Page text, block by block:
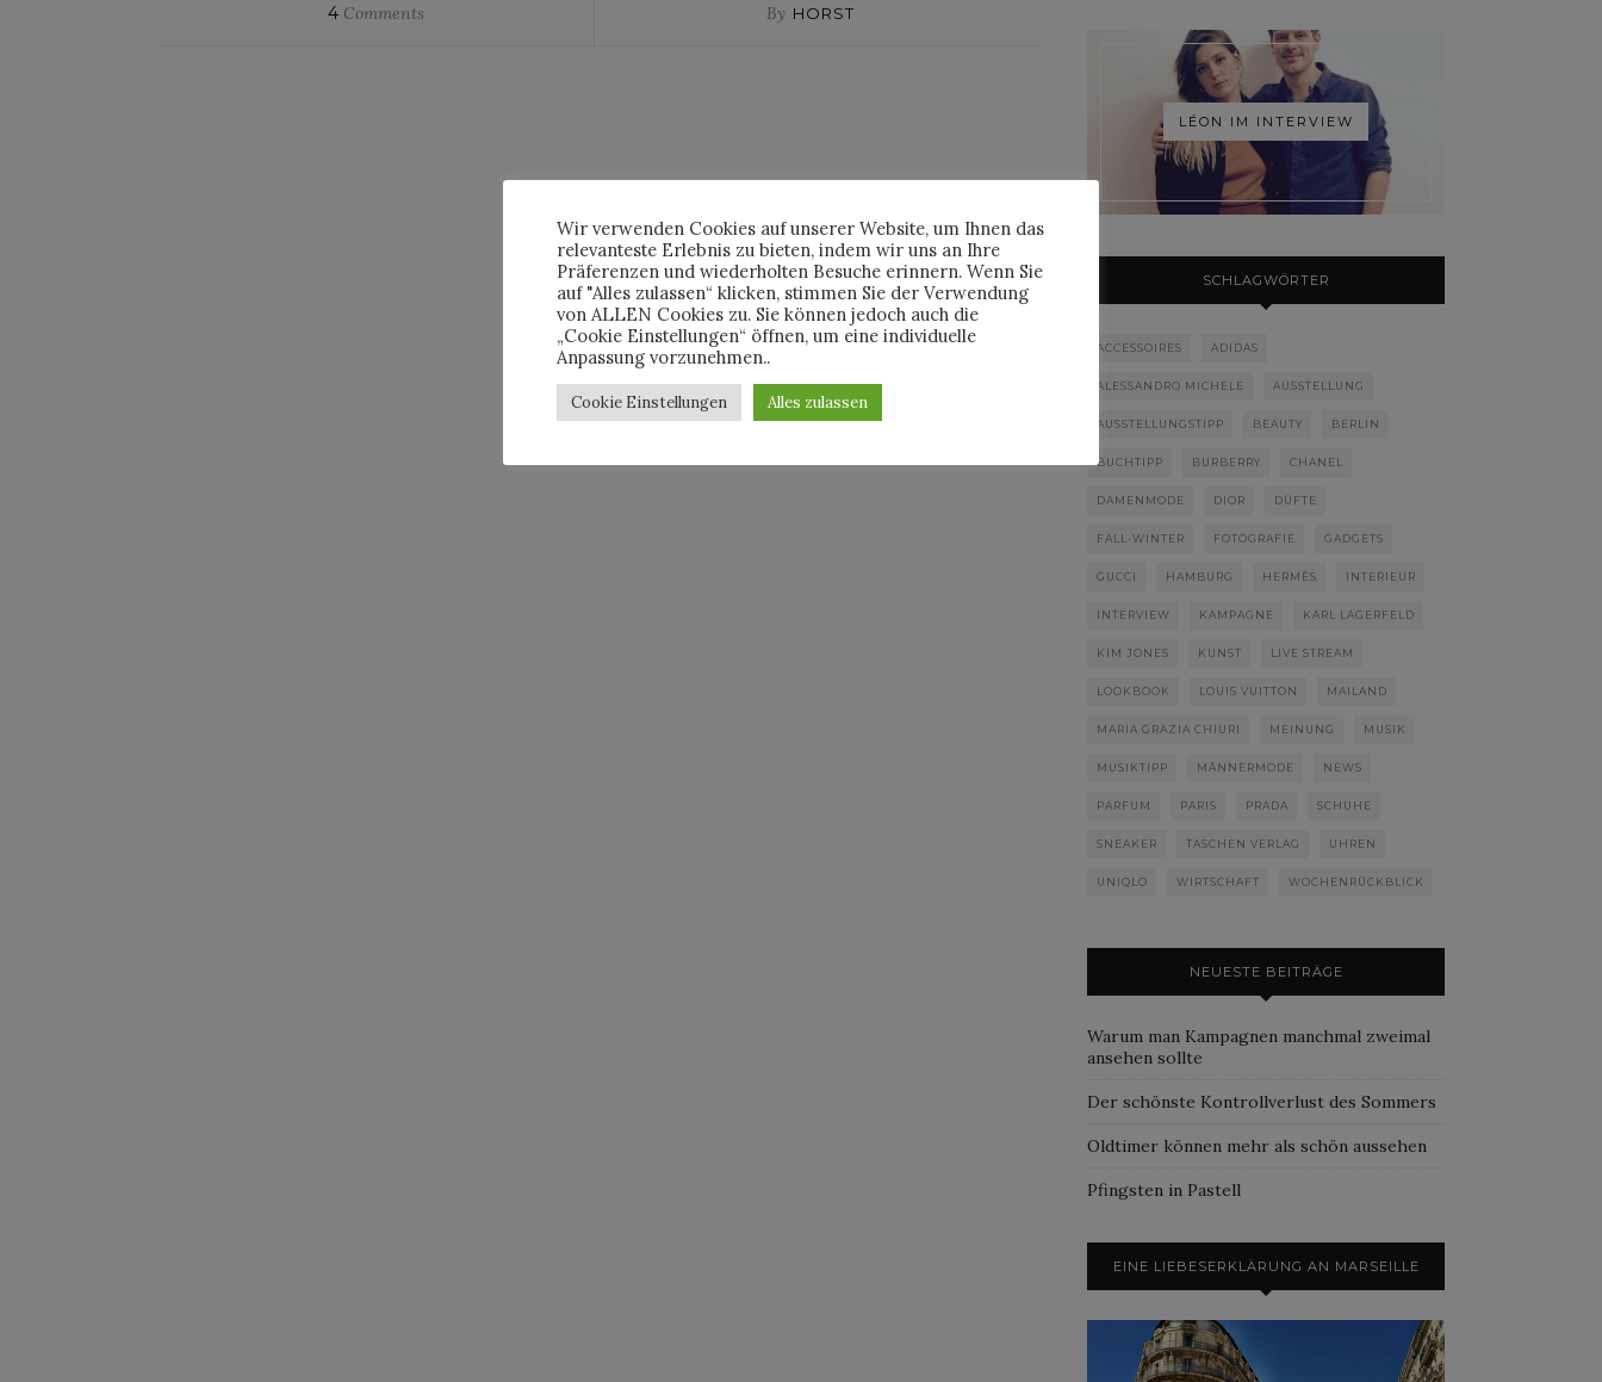
4Comments By HORST
LÉON IM INTERVIEW
SCHLAGWÖRTER
ACCESSOIRES ADIDAS
ALESSANDRO MICHELE AUSSTELLUNG
AUSSTELLUNGSTIPP BEAUTY BERLIN
BUCHTIPP BURBERRY CHANEL
DAMENMODE DIOR DÜFTE
FALL-WINTER FOTOGRAFIE GADGETS
GUCCI HAMBURG HERMÈS INTERIEUR
INTERVIEW KAMPAGNE KARL LAGERFELD
KIM JONES KUNST LIVE STREAM
LOOKBOOK LOUIS VUITTON MAILAND
MARIA GRAZIA CHIURI MEINUNG MUSIK
MUSIKTIPP MÄNNERMODE NEWS
PARFUM PARIS PRADA SCHUHE
SNEAKER TASCHEN VERLAG UHREN
UNIQLO WIRTSCHAFT WOCHENRÜCKBLICK
NEUESTE BEITRÄGE
Warum man Kampagnen manchmal zweimal
ansehen sollte
Der schönste Kontrollverlust des Sommers
Oldtimer können mehr als schön aussehen
Pfingsten in Pastell
EINE LIEBESERKLÄRUNG AN MARSEILLE
Wir verwenden Cookies auf unserer Website, um Ihnen das
relevanteste Erlebnis zu bieten, indem wir uns an Ihre
Präferenzen und wiederholten Besuche erinnern. Wenn Sie
auf "Alles zulassen“ klicken, stimmen Sie der Verwendung
von ALLEN Cookies zu. Sie können jedoch auch die
„Cookie Einstellungen“ öffnen, um eine individuelle
Anpassung vorzunehmen..
Cookie Einstellungen Alles zulassen